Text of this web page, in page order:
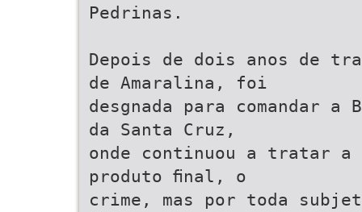
Pedrinas.
Depois de dois anos de
de Amaralina, foi
desgnada para comandar
da Santa Cruz,
onde continuou a tratar a
produto ﬁnal, o
crime, mas por toda